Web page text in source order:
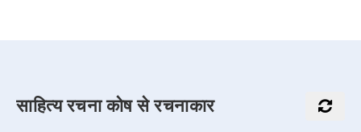
साहित्य रचना कोष से रचनाकार